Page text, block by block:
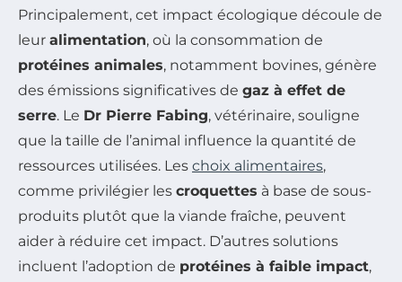
Principalement, cet impact écologique découle de
leur alimentation, où la consommation de
protéines animales, notamment bovines, génère
des émissions significatives de gaz à effet de
serre. Le Dr Pierre Fabing, vétérinaire, souligne
que la taille de l’animal influence la quantité de
ressources utilisées. Les choix alimentaires,
comme privilégier les croquettes à base de sous-
produits plutôt que la viande fraîche, peuvent
aider à réduire cet impact. D’autres solutions
incluent l’adoption de protéines à faible impact,